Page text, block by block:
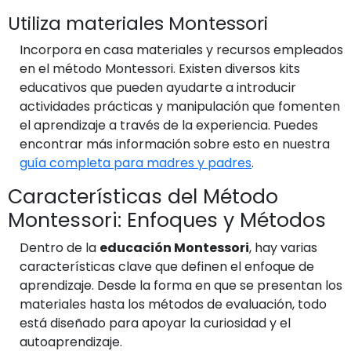
Utiliza materiales Montessori
Incorpora en casa materiales y recursos empleados
en el método Montessori. Existen diversos kits
educativos que pueden ayudarte a introducir
actividades prácticas y manipulación que fomenten
el aprendizaje a través de la experiencia. Puedes
encontrar más información sobre esto en nuestra
guía completa para madres y padres.
Características del Método
Montessori: Enfoques y Métodos
Dentro de la educación Montessori, hay varias
características clave que definen el enfoque de
aprendizaje. Desde la forma en que se presentan los
materiales hasta los métodos de evaluación, todo
está diseñado para apoyar la curiosidad y el
autoaprendizaje.